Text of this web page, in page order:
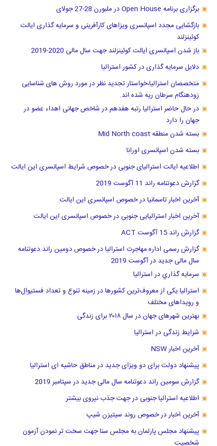
برگزاری برنامه Open House در ملبورن 28-27 جولای
بازگشایی مجدد اسپانسری ویزاهای کارآفرینی و سرمایه گذاری ایالت
کوئینزلند
باز شدن اسپانسری ایالت کوئینزلند جهت سال مالی 2020-2019
دلایل سرمایه گذاری در کشور استرالیا
متخصصان استرالیا،خواستار تجدید نظر در مورد روش های شناسایی
زودهنگام سرطان ریه شده اند.
در حال حاضر استرالیا رتبه هفدهم در شاخص جهانی اهداء عضو در
جهان را دارد
بسته شدن منطقه Mid North coast
بسته شدن اسپانسری اورانا
اطلاعیه ایالت استرالیای جنوبی در خصوص شرایط اسپانسری این ایالت
گزارش دعوتنامه راند 11 آگوست 2019
آخرین اخبار تاسمانیا در خصوص اسپانسری این ایالت
آخرین اخبار استرالیایی جنوبی در خصوص اسپانسری این ایالت
گزارش راند 15 آگوست ACT
گزارش رسمی اداره مهاجرت استرالیا در خصوص دومین راند دعوتنامه
سال مالی جدید در آگوست 2019
سرمايه گذاري در استراليا
استرالیا یکی از معروف‌ترین کشورها در زمینه تنوع و تعداد فستیوال‌ها
و رویداهای مختلف
بهترین شهرهای جهان در سال ۲۰۱۸ برای زندگی
شرایط زندگی در استرالیا
آخرین اخبار NSW
پیشنهاد دولت برای دو ویزای جدید در مناطق حاشیه ای استرالیا
گزارش سومین راند دعوتنامه سال مالی جدید در سپتامبر 2019
اطلاعیه استرالیا جنوبی در جهت جذب نیروی بیشتر
آخرین اخبار در خصوص روند سیتیزن شیپ
پیشنهاد مجلس پارلمان به مجلس سنا جهت سخت تر نمودن آزمون
شخصیت